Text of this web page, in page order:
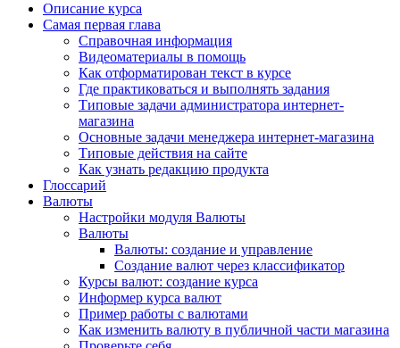
Описание курса
Самая первая глава
Справочная информация
Видеоматериалы в помощь
Как отформатирован текст в курсе
Где практиковаться и выполнять задания
Типовые задачи администратора интернет-
магазина
Основные задачи менеджера интернет-магазина
Типовые действия на сайте
Как узнать редакцию продукта
Глоссарий
Валюты
Настройки модуля Валюты
Валюты
Валюты: создание и управление
Создание валют через классификатор
Курсы валют: создание курса
Информер курса валют
Пример работы с валютами
Как изменить валюту в публичной части магазина